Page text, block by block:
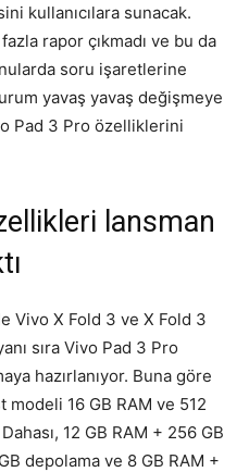
kullanıcılara sunacak.
rapor çıkmadı ve bu da
soru işaretlerine
yavaş yavaş değişmeye
Pad 3 Pro özelliklerini
lansman
Vivo X Fold 3 ve X Fold 3
sıra Vivo Pad 3 Pro
hazırlanıyor. Buna göre
16 GB RAM ve 512
12 GB RAM + 256 GB
depolama ve 8 GB RAM +